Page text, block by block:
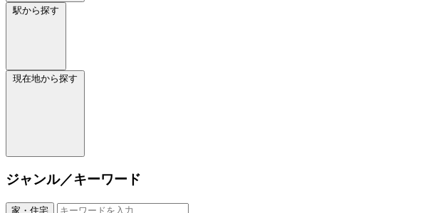
駅から探す
現在地から探す
ジャンル／キーワード
家・住宅